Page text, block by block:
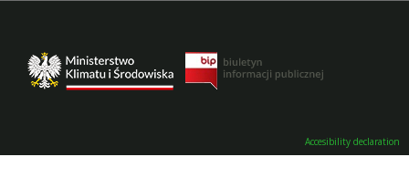
Accesibility declaration